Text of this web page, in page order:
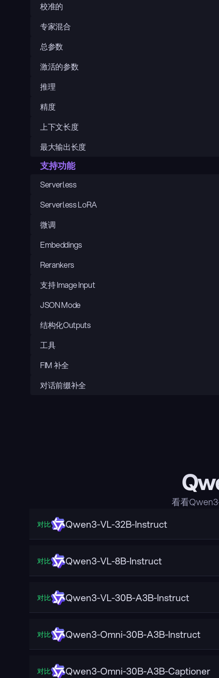
校准的
专家混合
总参数
激活的参数
推理
精度
上下文长度
最大输出长度
支持功能
Serverless
Serverless LoRA
微调
Embeddings
Rerankers
支持 Image Input
JSON Mode
结构化Outputs
工具
FIM 补全
对话前缀补全
看看
对比 Qwen3-VL-32B-Instruct
对比 Qwen3-VL-8B-Instruct
对比 Qwen3-VL-30B-A3B-Instruct
对比 Qwen3-Omni-30B-A3B-Instruct
对比 Qwen3-Omni-30B-A3B-Captioner